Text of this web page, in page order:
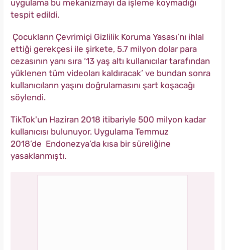
uygulama bu mekanizmayı da işleme koymadığı
tespit edildi.
Çocukların Çevrimiçi Gizlilik Koruma Yasası’nı ihlal
ettiği gerekçesi ile şirkete, 5.7 milyon dolar para
cezasının yanı sıra ‘13 yaş altı kullanıcılar tarafından
yüklenen tüm videoları kaldıracak’ ve bundan sonra
kullanıcıların yaşını doğrulamasını şart koşacağı
söylendi.
TikTok'un Haziran 2018 itibariyle 500 milyon kadar
kullanıcısı bulunuyor. Uygulama Temmuz
2018’de Endonezya’da kısa bir süreliğine
yasaklanmıştı.